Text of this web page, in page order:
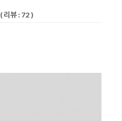
( 리뷰 : 72 )